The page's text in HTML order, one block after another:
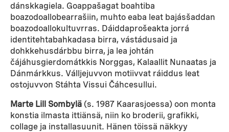
dánskkagiela. Goappašagat boahtiba
boazodoallobearrašiin, muhto eaba leat bajásšaddan
boazodoallokultuvrras. Dáiddaprošeakta jorrá
identitehtabahkadasa birra, vástádusaid ja
dohkkehusdárbbu birra, ja lea johtán
čájáhusgierdomátkkis Norggas, Kalaallit Nunaatas ja
Dánmárkkus. Válljejuvvon motiivvat ráiddus leat
ostojuvvon Stáhta Vissui Čáhcesullui.
Marte Lill Sombylä (s. 1987 Kaarasjoessa) oon monta
konstia ilmasta ittiänsä, niin ko broderii, grafikki,
collage ja installasuunit. Hänen töissä näkkyy